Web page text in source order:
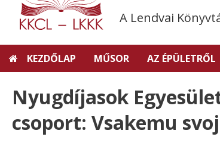
A Lendvai
KEZDŐLAP MŰSOR AZ ÉPÜLETRŐL
Nyugdíjasok
csoport: Vsakemu